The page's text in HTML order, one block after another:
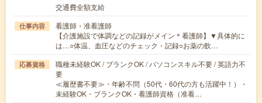
交通費全額支給
仕事内容
看護師・准看護師
【介護施設で体調などの記録がメイン＊看護師】▼具体的に
は…○体温、血圧などのチェック・記録○お薬の飲…
応募資格
職種未経験OK / ブランクOK / パソコンスキル不要 / 英語力不
要
≪履歴書不要≫・年齢不問（50代・60代の方も活躍中！）・
未経験OK・ブランクOK・看護師資格（准看…